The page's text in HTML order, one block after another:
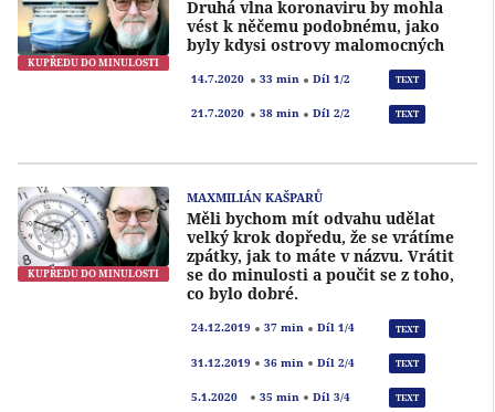
KUPŘEDU DO MINULOSTI
Druhá vlna koronaviru by mohla
vést k něčemu podobnému, jako
byly kdysi ostrovy malomocných
14.7.2020 33 min Díl 1/2 TEXT
21.7.2020 38 min Díl 2/2 TEXT
KUPŘEDU DO MINULOSTI
MAXMILIÁN KAŠPARŮ
Měli bychom mít odvahu udělat
velký krok dopředu, že se vrátíme
zpátky, jak to máte v názvu. Vrátit
se do minulosti a poučit se z toho,
co bylo dobré.
24.12.2019 37 min Díl 1/4 TEXT
31.12.2019 36 min Díl 2/4 TEXT
5.1.2020 35 min Díl 3/4 TEXT